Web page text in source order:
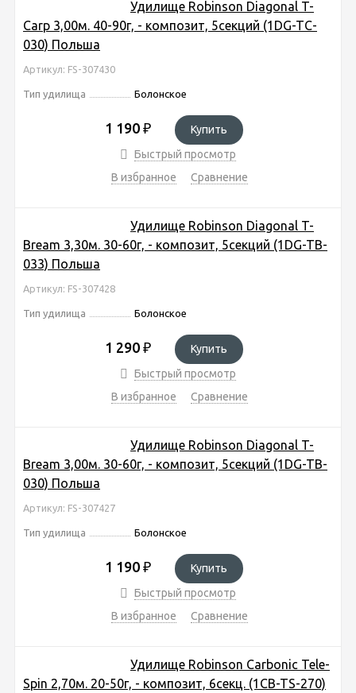
Удилище Robinson Diagonal T-
Carp 3,00м. 40-90г, - композит, 5секций (1DG-TC-
030) Польша
Артикул: FS-307430
Тип удилища Болонское
1 190 ₽
Купить
Быстрый просмотр
В избранное
Сравнение
Удилище Robinson Diagonal T-
Bream 3,30м. 30-60г, - композит, 5секций (1DG-TB-
033) Польша
Артикул: FS-307428
Тип удилища Болонское
1 290 ₽
Купить
Быстрый просмотр
В избранное
Сравнение
Удилище Robinson Diagonal T-
Bream 3,00м. 30-60г, - композит, 5секций (1DG-TB-
030) Польша
Артикул: FS-307427
Тип удилища Болонское
1 190 ₽
Купить
Быстрый просмотр
В избранное
Сравнение
Удилище Robinson Carbonic Tele-
Spin 2,70м. 20-50г, - композит, 6секц. (1CB-TS-270)